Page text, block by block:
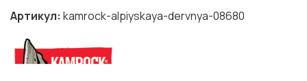
Артикул kamrock-alpiyskaya-dervnya-08680